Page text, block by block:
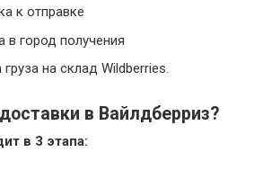
к отправке
в город получения
груза на склад Wildberries.
в Вайлдберриз?
в 3 этапа: